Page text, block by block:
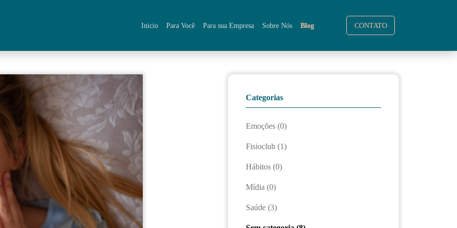
Inicio Para Você Para sua Empresa Sobre Nós Blog CONTATO
Categorias
Emoções (0)
Fisioclub (1)
Hábitos (0)
Mídia (0)
Saúde (3)